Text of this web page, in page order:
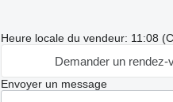
Heure locale du vendeur: 11:08
Demander un rendez-
Envoyer un message